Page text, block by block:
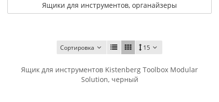
Ящики для инструментов, органайзеры
Сортировка 15
Ящик для инструментов Kistenberg Toolbox Modular
Solution, черный